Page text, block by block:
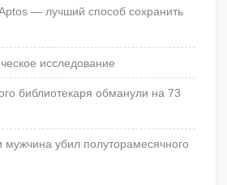
— лучший способ сохранить
исследование
библиотекаря обманули на 73
мужчина убил полуторамесячного